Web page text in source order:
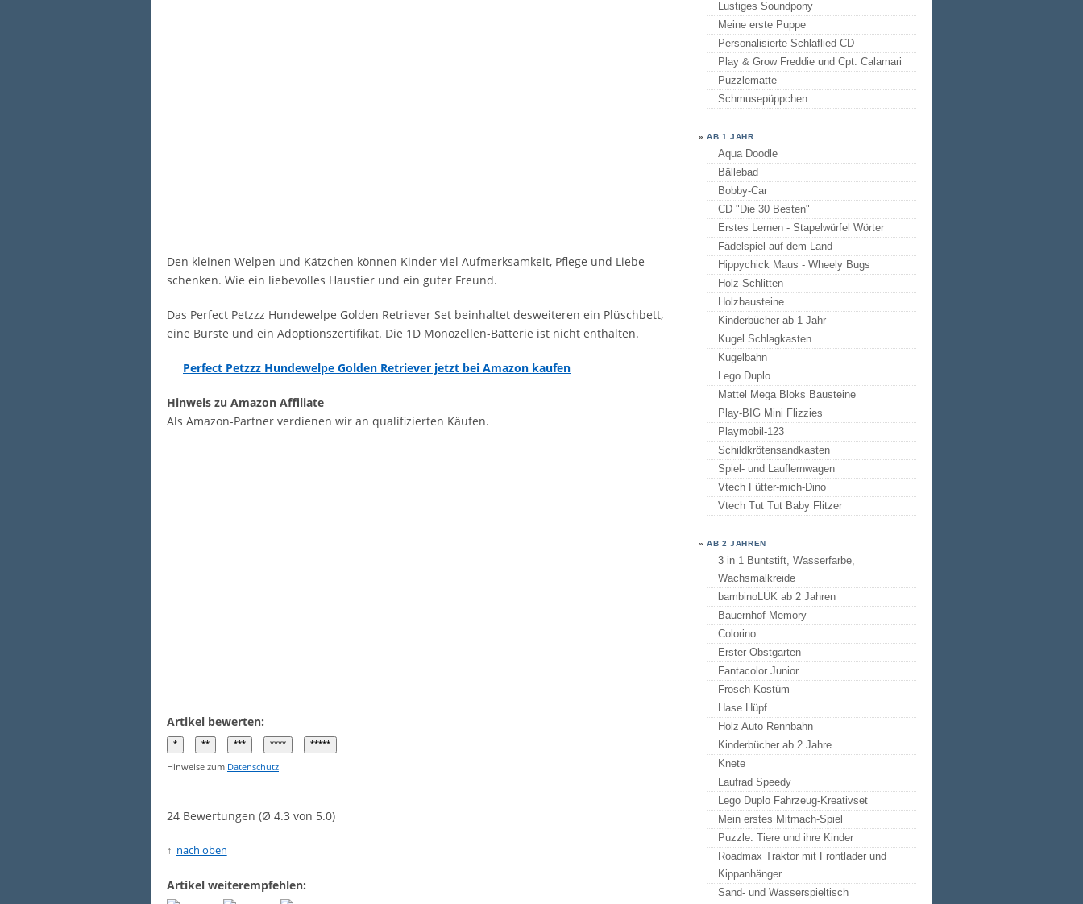
Den kleinen Welpen und Kätzchen können Kinder viel Aufmerksamkeit, Pflege und Liebe
schenken. Wie ein liebevolles Haustier und ein guter Freund.
Das Perfect Petzzz Hundewelpe Golden Retriever Set beinhaltet desweiteren ein Plüschbett,
eine Bürste und ein Adoptionszertifikat. Die 1D Monozellen-Batterie ist nicht enthalten.
Perfect Petzzz Hundewelpe Golden Retriever jetzt bei Amazon kaufen
Hinweis zu Amazon Affiliate
Als Amazon-Partner verdienen wir an qualifizierten Käufen.
Artikel bewerten:
Hinweise zum Datenschutz
24 Bewertungen (Ø 4.3 von 5.0)
nach oben
Artikel weiterempfehlen:
Lustiges Soundpony
Meine erste Puppe
Personalisierte Schlaflied CD
Play & Grow Freddie und Cpt. Calamari
Puzzlematte
Schmusepüppchen
»AB 1 JAHR
Aqua Doodle
Bällebad
Bobby-Car
CD "Die 30 Besten"
Erstes Lernen - Stapelwürfel Wörter
Fädelspiel auf dem Land
Hippychick Maus - Wheely Bugs
Holz-Schlitten
Holzbausteine
Kinderbücher ab 1 Jahr
Kugel Schlagkasten
Kugelbahn
Lego Duplo
Mattel Mega Bloks Bausteine
Play-BIG Mini Flizzies
Playmobil-123
Schildkrötensandkasten
Spiel- und Lauflernwagen
Vtech Fütter-mich-Dino
Vtech Tut Tut Baby Flitzer
»AB 2 JAHREN
3 in 1 Buntstift, Wasserfarbe,
Wachsmalkreide
bambinoLÜK ab 2 Jahren
Bauernhof Memory
Colorino
Erster Obstgarten
Fantacolor Junior
Frosch Kostüm
Hase Hüpf
Holz Auto Rennbahn
Kinderbücher ab 2 Jahre
Knete
Laufrad Speedy
Lego Duplo Fahrzeug-Kreativset
Mein erstes Mitmach-Spiel
Puzzle: Tiere und ihre Kinder
Roadmax Traktor mit Frontlader und
Kippanhänger
Sand- und Wasserspieltisch